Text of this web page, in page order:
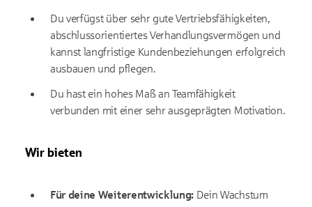
Du verfügst über sehr gute Vertriebsfähigkeiten,
abschlussorientiertes Verhandlungsvermögen und
kannst langfristige Kundenbeziehungen erfolgreich
ausbauen und pflegen.
Du hast ein hohes Maß an Teamfähigkeit
verbunden mit einer sehr ausgeprägten Motivation.
Wir bieten
Für deine Weiterentwicklung: Dein Wachstum